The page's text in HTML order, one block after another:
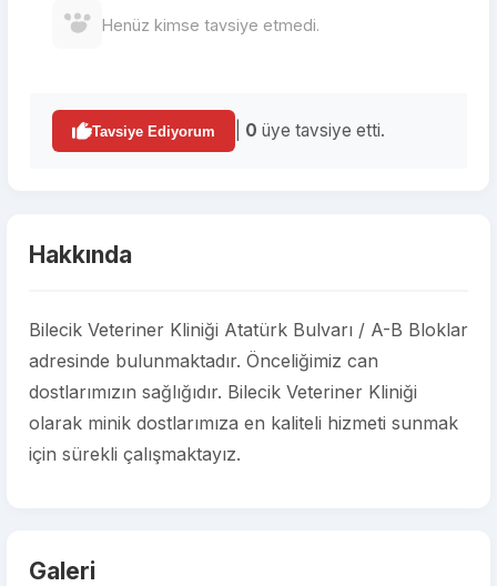
Henüz kimse tavsiye etmedi.
Tavsiye Ediyorum 0 üye tavsiye etti.
Hakkında
Bilecik Veteriner Kliniği Atatürk Bulvarı / A-B Bloklar
adresinde bulunmaktadır. Önceliğimiz can
dostlarımızın sağlığıdır. Bilecik Veteriner Kliniği
olarak minik dostlarımıza en kaliteli hizmeti sunmak
için sürekli çalışmaktayız.
Galeri